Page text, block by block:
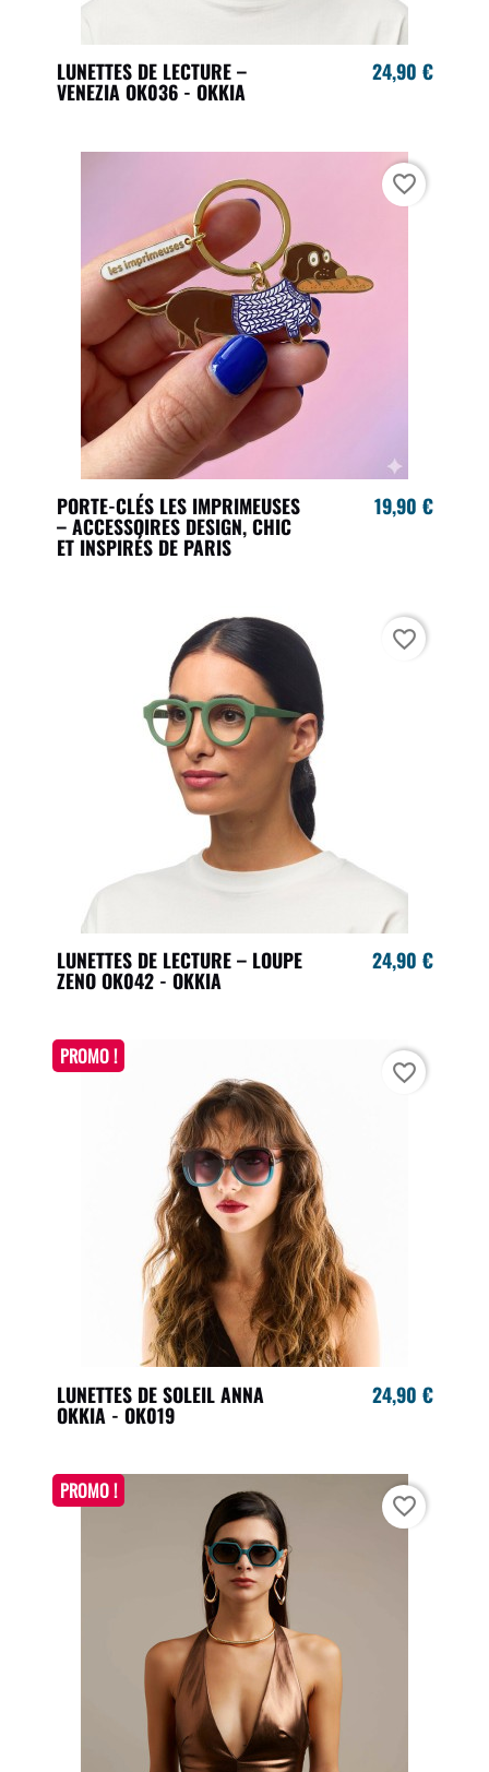
LUNETTES DE LECTURE –
VENEZIA OK036 - OKKIA
24,90 €
PORTE-CLÉS LES IMPRIMEUSES
– ACCESSOIRES DESIGN, CHIC
ET INSPIRÉS DE PARIS
19,90 €
favorite_border
LUNETTES DE LECTURE – LOUPE
ZENO OK042 - OKKIA
24,90 €
favorite_border
LUNETTES DE SOLEIL ANNA
OKKIA - OK019
24,90 €
PROMO !
favorite_border
PROMO !
favorite_border